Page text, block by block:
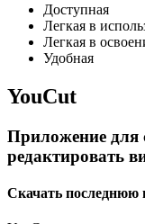
Доступная
Легкая в
Легкая в
Удобная
YouCut
Приложение для
редактировать
Скачать последнюю